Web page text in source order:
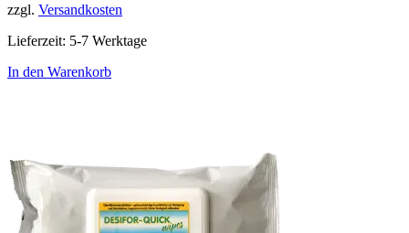
zzgl. Versandkosten
Lieferzeit: 5-7 Werktage
In den Warenkorb